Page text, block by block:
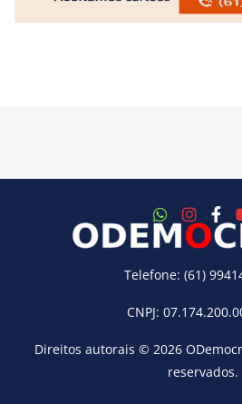
Telefone: (61)
CNPJ:
Direitos autorais © 2026
reservados.